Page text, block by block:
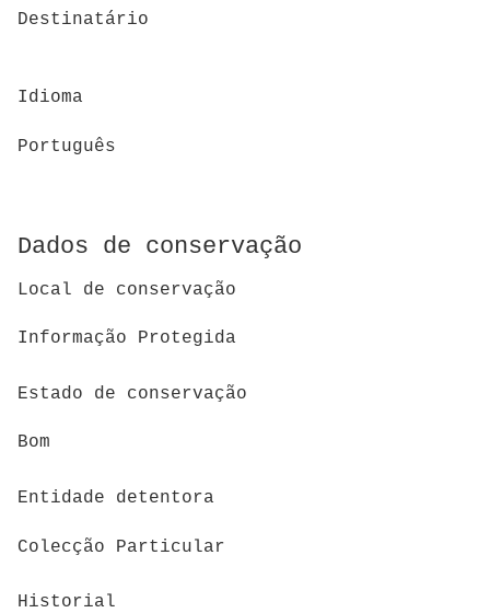
Destinatário
Idioma
Português
Dados de conservação
Local de conservação
Informação Protegida
Estado de conservação
Bom
Entidade detentora
Colecção Particular
Historial